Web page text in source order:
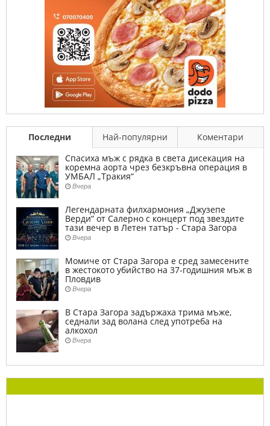
Последни Най-популярни
Коментари
Спасиха мъж с рядка в света дисекация на
коремна аорта чрез безкръвна операция в
УМБАЛ „Тракия“
Вчера
Легендарната филхармония „Джузепе
Верди“ от Салерно с концерт под звездите
тази вечер в Летен татър - Стара Загора
Вчера
Момиче от Стара Загора е сред замесените
в жестокото убийство на 37-годишния мъж в
Пловдив
Вчера
В Стара Загора задържаха трима мъже,
седнали зад волана след употреба на
алкохол
Вчера